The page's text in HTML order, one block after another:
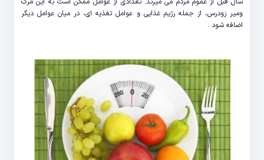
ومیر زودرس، از جمله رژیم غذایی و عوامل تغذیه ای، در میان عوامل دیگر
اضافه شود .